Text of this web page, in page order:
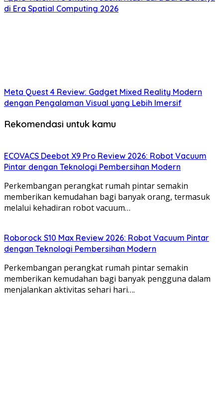
di Era Spatial Computing 2026
Meta Quest 4 Review: Gadget Mixed Reality Modern
dengan Pengalaman Visual yang Lebih Imersif
Rekomendasi untuk kamu
ECOVACS Deebot X9 Pro Review 2026: Robot Vacuum
Pintar dengan Teknologi Pembersihan Modern
Perkembangan perangkat rumah pintar semakin
memberikan kemudahan bagi banyak orang, termasuk
melalui kehadiran robot vacuum…
Roborock S10 Max Review 2026: Robot Vacuum Pintar
dengan Teknologi Pembersihan Modern
Perkembangan perangkat rumah pintar semakin
memberikan kemudahan bagi banyak pengguna dalam
menjalankan aktivitas sehari hari….